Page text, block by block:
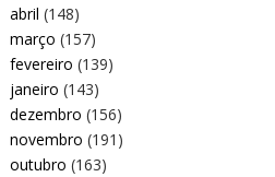
abril (148)
março (157)
fevereiro (139)
janeiro (143)
dezembro (156)
novembro (191)
outubro (163)